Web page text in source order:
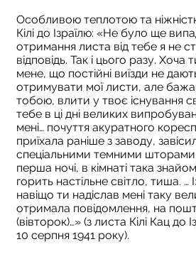
Особливою теплотою та
Кілі до Ізраїлю: «Не було ще
отримання листа від тебе я не
відповідь. Так і цього разу.
мене, що постійні виїзди не
отримувати мої листи, але
тобою, влити у твоє існування
тебе в ці дні великих
мені… почуття акуратного
приїхала раніше з заводу,
спеціальними темними шторами,
перша ночі, в кімнаті така
горить настільне світло, тиша. …
навіщо ти надіслав мені таку
отримала повідомлення, на
(вівторок)…» (з листа Кілі Кац до
10 серпня 1941 року).